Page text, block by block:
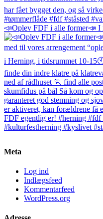
📣Oplev FDF i alle former📣 I
Meta
Log ind
Indlægsfeed
Kommentarfeed
WordPress.org